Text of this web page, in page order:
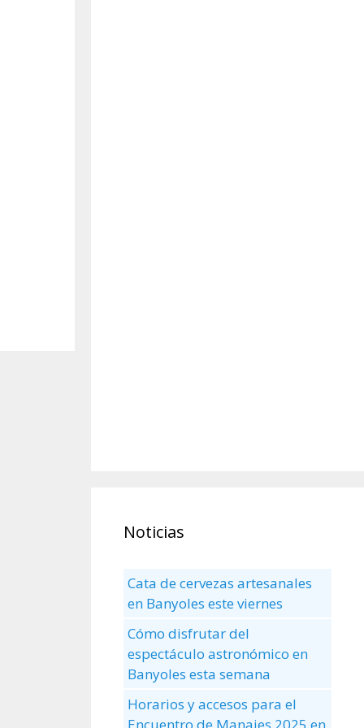
Noticias
Cata de cervezas artesanales
en Banyoles este viernes
Cómo disfrutar del
espectáculo astronómico en
Banyoles esta semana
Horarios y accesos para el